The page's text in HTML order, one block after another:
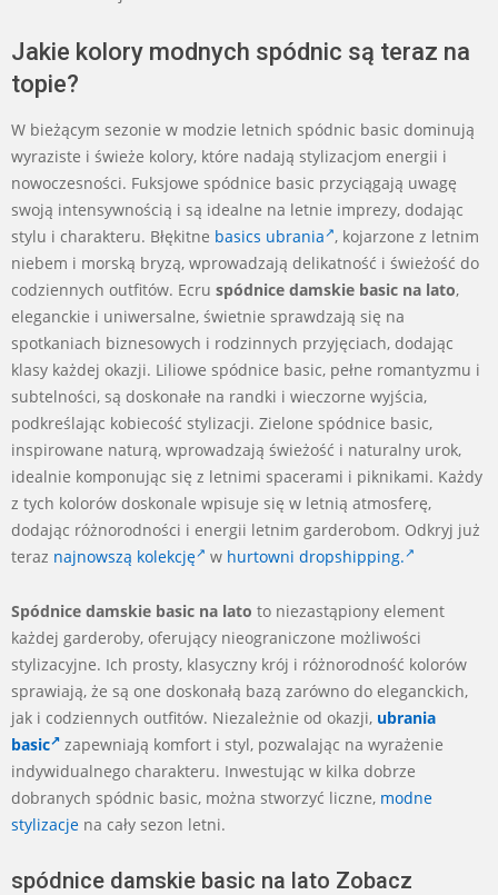
Jakie kolory modnych spódnic są teraz na
topie?
W bieżącym sezonie w modzie letnich spódnic basic dominują
wyraziste i świeże kolory, które nadają stylizacjom energii i
nowoczesności. Fuksjowe spódnice basic przyciągają uwagę
swoją intensywnością i są idealne na letnie imprezy, dodając
stylu i charakteru. Błękitne basics ubrania , kojarzone z letnim
niebem i morską bryzą, wprowadzają delikatność i świeżość do
codziennych outfitów. Ecru spódnice damskie basic na lato,
eleganckie i uniwersalne, świetnie sprawdzają się na
spotkaniach biznesowych i rodzinnych przyjęciach, dodając
klasy każdej okazji. Liliowe spódnice basic, pełne romantyzmu i
subtelności, są doskonałe na randki i wieczorne wyjścia,
podkreślając kobiecość stylizacji. Zielone spódnice basic,
inspirowane naturą, wprowadzają świeżość i naturalny urok,
idealnie komponując się z letnimi spacerami i piknikami. Każdy
z tych kolorów doskonale wpisuje się w letnią atmosferę,
dodając różnorodności i energii letnim garderobom. Odkryj już
teraz najnowszą kolekcję w hurtowni dropshipping.
Spódnice damskie basic na lato to niezastąpiony element
każdej garderoby, oferujący nieograniczone możliwości
stylizacyjne. Ich prosty, klasyczny krój i różnorodność kolorów
sprawiają, że są one doskonałą bazą zarówno do eleganckich,
jak i codziennych outfitów. Niezależnie od okazji, ubrania
basic
zapewniają komfort i styl, pozwalając na wyrażenie
indywidualnego charakteru. Inwestując w kilka dobrze
dobranych spódnic basic, można stworzyć liczne, modne
stylizacje na cały sezon letni.
spódnice damskie basic na lato Zobacz